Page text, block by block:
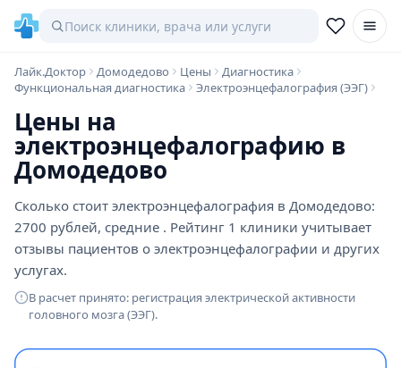
Лайк.Доктор Домодедово Цены
Диагностика
Функциональная диагностика
Электроэнцефалография (ЭЭГ)
Цены на
электроэнцефалографию в
Домодедово
Сколько стоит электроэнцефалография в Домодедово:
2700 рублей, средние . Рейтинг 1 клиники учитывает
отзывы пациентов о электроэнцефалографии и других
услугах.
В расчет принято: регистрация электрической активности
головного мозга (ЭЭГ).